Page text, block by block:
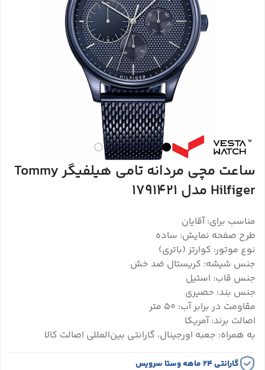
ساعت مچی مردانه تامی هیلفیگر Tommy
Hilfiger مدل 1791421
مناسب برای: آقایان
طرح صفحه نمایش: ساده
نوع موتور: کوارتز (باتری)
جنس شیشه: کریستال ضد خش
جنس قاب: استیل
جنس بند: حصیری
مقاومت در برابر آب: ۵۰ متر
اصالت برند: آمریکا
به همراه: جعبه اورجینال، گارانتی بین‌المللی اصالت کالا
گارانتی ۲۴ ماهه وستا سرویس